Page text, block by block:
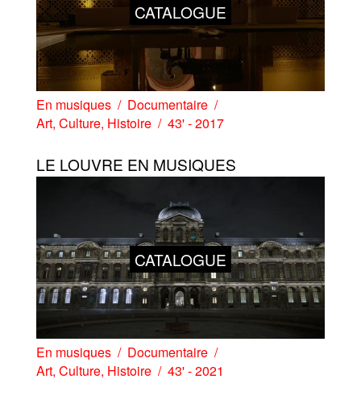
CATALOGUE
En musiques
Documentaire
Art, Culture, Histoire 43' - 2017
LE LOUVRE EN MUSIQUES
CATALOGUE
En musiques
Documentaire
Art, Culture, Histoire 43' - 2021